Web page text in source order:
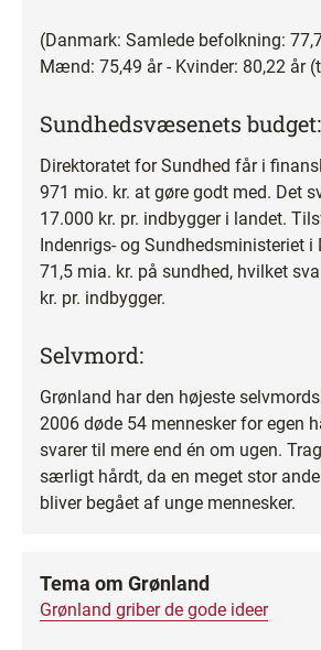
(Danmark: Samlede befolkning:
Mænd: 75,49 år - Kvinder: 80,22 år
Sundhedsvæsenets budget:
Direktoratet for Sundhed får i
971 mio. kr. at gøre godt med. Det
17.000 kr. pr. indbygger i landet.
Indenrigs- og Sundhedsministeriet i
71,5 mia. kr. på sundhed, hvilket
kr. pr. indbygger.
Selvmord:
Grønland har den højeste
2006 døde 54 mennesker for egen
svarer til mere end én om ugen.
særligt hårdt, da en meget stor
bliver begået af unge mennesker.
Tema om Grønland
Grønland griber de gode ideer